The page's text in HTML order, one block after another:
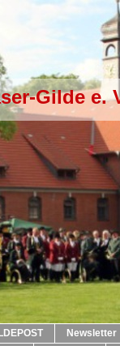
Gilde e.
Newsletter